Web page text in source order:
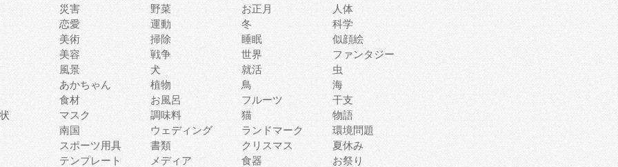
災害
野菜 お正月
人体
恋愛
運動 冬
科学
美術
掃除 睡眠
似顔絵
美容
戦争 世界
ファンタジー
風景
犬 就活
虫
あかちゃん
植物 鳥
海
食材
お風呂 フルーツ
干支
マスク 調味料 猫
物語
南国
ウェディング ランドマーク
環境問題
スポーツ用具
書類 クリスマス
夏休み
テンプレート
メディア 食器
お祭り